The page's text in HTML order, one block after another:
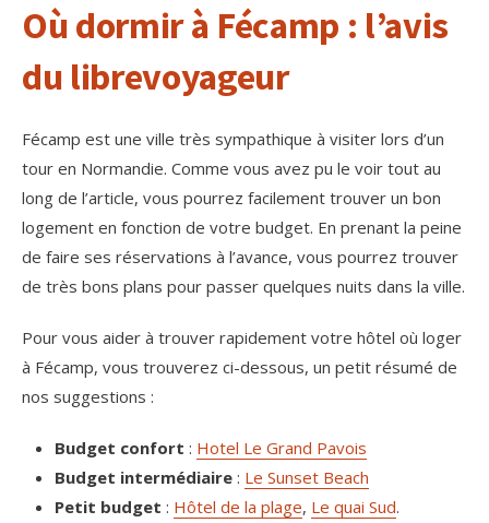
Où dormir à Fécamp : l’avis
du librevoyageur
Fécamp est une ville très sympathique à visiter lors d’un
tour en Normandie. Comme vous avez pu le voir tout au
long de l’article, vous pourrez facilement trouver un bon
logement en fonction de votre budget. En prenant la peine
de faire ses réservations à l’avance, vous pourrez trouver
de très bons plans pour passer quelques nuits dans la ville.
Pour vous aider à trouver rapidement votre hôtel où loger
à Fécamp, vous trouverez ci-dessous, un petit résumé de
nos suggestions :
Budget confort : Hotel Le Grand Pavois
Budget intermédiaire : Le Sunset Beach
Petit budget : Hôtel de la plage, Le quai Sud.